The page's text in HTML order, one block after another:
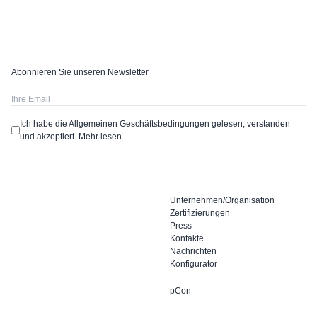
Unternehmen/Organisation
Zertifizierungen
Press
Kontakte
Nachrichten
Konfigurator
pCon
Abonnieren Sie unseren Newsletter
Ich habe die Allgemeinen Geschäftsbedingungen gelesen, verstanden
und akzeptiert. Mehr lesen